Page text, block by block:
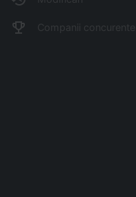
Companii concurente